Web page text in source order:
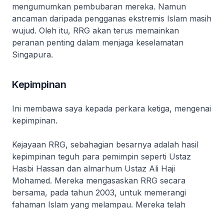
mengumumkan pembubaran mereka. Namun
ancaman daripada pengganas ekstremis Islam masih
wujud. Oleh itu, RRG akan terus memainkan
peranan penting dalam menjaga keselamatan
Singapura.
Kepimpinan
Ini membawa saya kepada perkara ketiga, mengenai
kepimpinan.
Kejayaan RRG, sebahagian besarnya adalah hasil
kepimpinan teguh para pemimpin seperti Ustaz
Hasbi Hassan dan almarhum Ustaz Ali Haji
Mohamed. Mereka mengasaskan RRG secara
bersama, pada tahun 2003, untuk memerangi
fahaman Islam yang melampau. Mereka telah